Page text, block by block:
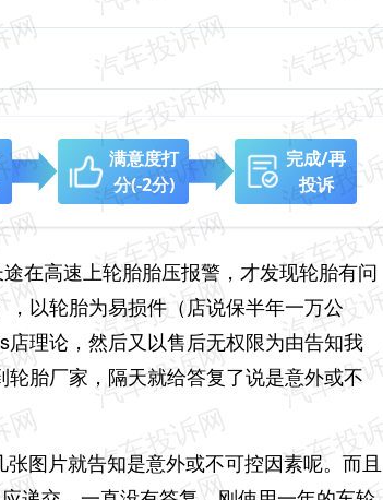
满意度打
分(-2分)
完成/再
投诉
在高速上轮胎胎压报警，才发现轮胎有问
以轮胎为易损件（店说保半年一万公
理论，然后又以售后无权限为由告知我
胎厂家，隔天就给答复了说是意外或不
图片就告知是意外或不可控因素呢。而且